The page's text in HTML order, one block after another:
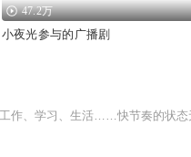
47.2万
小夜光参与的广播剧